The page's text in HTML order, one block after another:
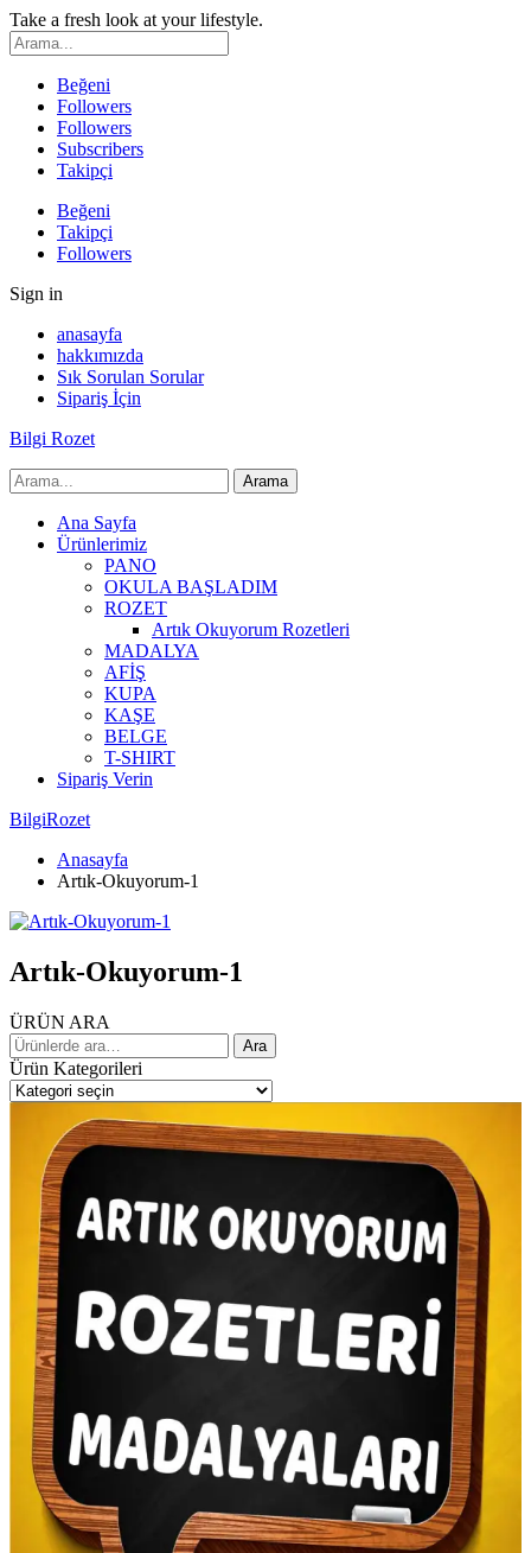
Take a fresh look at your lifestyle.
Beğeni
Followers
Followers
Subscribers
Takipçi
Beğeni
Takipçi
Followers
Sign in
anasayfa
hakkımızda
Sık Sorulan Sorular
Sipariş İçin
Bilgi Rozet
Ana Sayfa
Ürünlerimiz
PANO
OKULA BAŞLADIM
ROZET
Artık Okuyorum Rozetleri
MADALYA
AFİŞ
KUPA
KAŞE
BELGE
T-SHIRT
Sipariş Verin
BilgiRozet
Anasayfa
Artık-Okuyorum-1
Artık-Okuyorum-1
ÜRÜN ARA
Ara:
Ara
Ürün Kategorileri